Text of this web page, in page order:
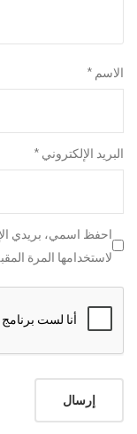
الاسم *
البريد الإلكتروني *
احفظ اسمي، بريدي
لاستخدامها المرة